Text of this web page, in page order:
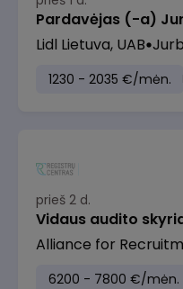
Pardavėjas (-a)
Lidl Lietuva, UAB
1230 - 2035 €/mėn.
prieš 2 d.
Vidaus audito
Alliance for
6200 - 7800 €/mėn.